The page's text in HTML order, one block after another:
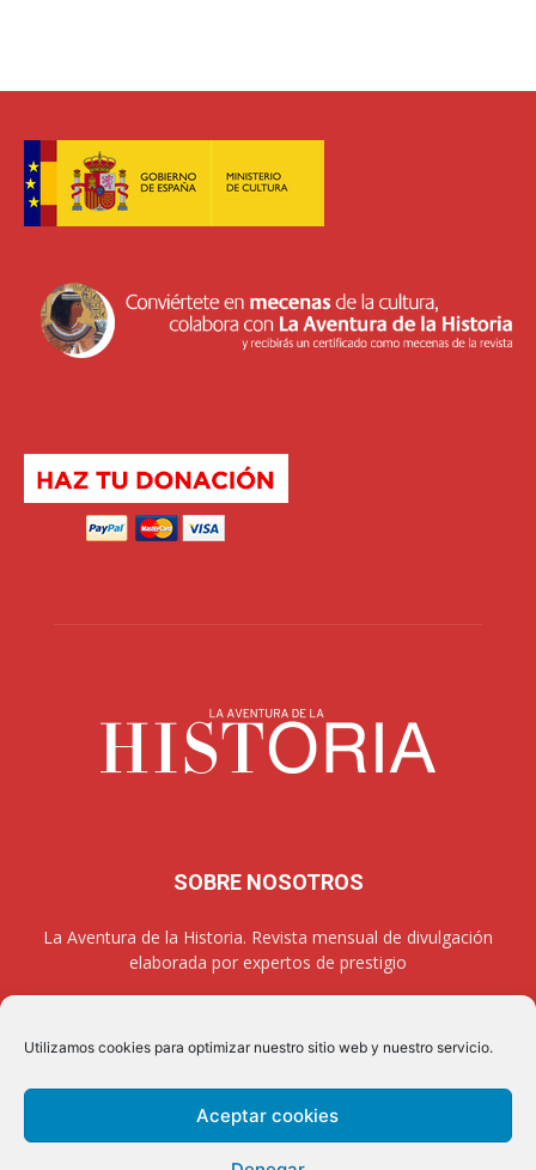
Utilizamos cookies para optimizar nuestro sitio web y nuestro servicio.
Aceptar cookies
SOBRE NOSOTROS
La Aventura de la Historia. Revista mensual de divulgación
elaborada por expertos de prestigio
SÍGUENOS